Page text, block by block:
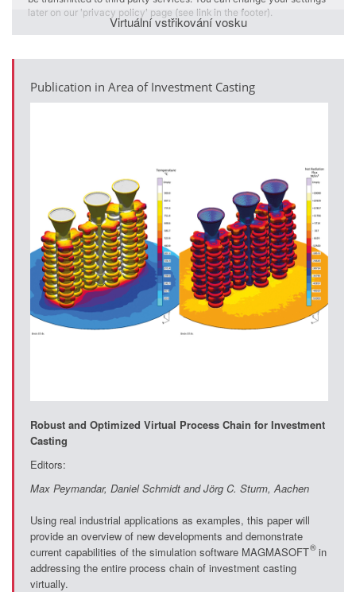
on our 'privacy policy' page (see link in the footer).
Virtuální vstřikování vosku
Publication in Area of Investment Casting
Robust and Optimized Virtual Process Chain for Investment
Casting
Editors:
Max Peymandar, Daniel Schmidt and Jörg C. Sturm, Aachen
Using real industrial applications as examples, this paper will
provide an overview of new developments and demonstrate
current capabilities of the simulation software MAGMASOFT
®in
addressing the entire process chain of investment casting
virtually.